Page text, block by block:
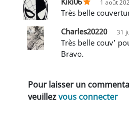
1 août
Très belle
Charles20220
31
Très belle couv’ pour une bonne série.
Bravo.
Pour laisser un
veuillezvous connecter